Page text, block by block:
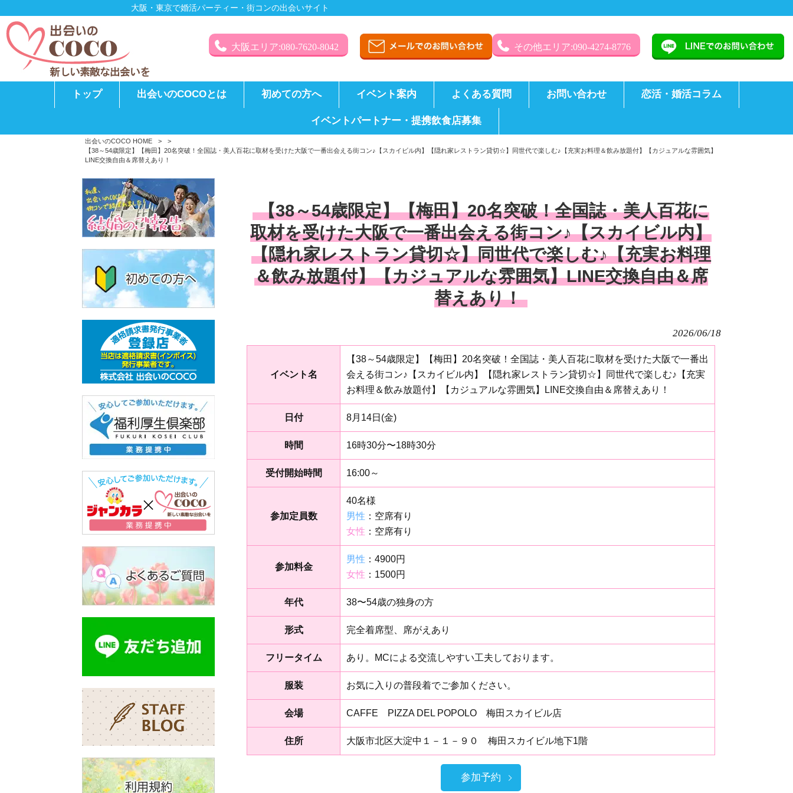
大阪・東京で婚活パーティー・街コンの出会いサイト
大阪エリア:080-7620-8042 その他エリア:090-4274-8776
トップ 出会いのCOCOとは 初めての方へ イベント案内 よくある質問 お問い合わせ 恋活・婚活コラム
イベントパートナー・提携飲食店募集
出会いのCOCO HOME >
>
【38～54歳限定】【梅田】20名突破！全国誌・美人百花に取材を受けた大阪で一番出会える街コン♪【スカイビル内】【隠れ家レストラン貸切☆】同世代で楽しむ♪【充実お料理＆飲み放題付】【カジュアルな雰囲気】
LINE交換自由＆席替えあり！
【38～54歳限定】【梅田】20名突破！全国誌・美人百花に
取材を受けた大阪で一番出会える街コン♪【スカイビル内】
【隠れ家レストラン貸切☆】同世代で楽しむ♪【充実お料理
＆飲み放題付】【カジュアルな雰囲気】LINE交換自由＆席
替えあり！
2026/06/18
イベント名
【38～54歳限定】【梅田】20名突破！全国誌・美人百花に取材を受けた大阪で一番出
会える街コン♪【スカイビル内】【隠れ家レストラン貸切☆】同世代で楽しむ♪【充実
お料理＆飲み放題付】【カジュアルな雰囲気】LINE交換自由＆席替えあり！
日付 8月14日(金)
時間 16時30分〜18時30分
受付開始時間 16:00～
参加定員数
40名様
男性 ：空席有り
女性 ：空席有り
参加料金
男性 ：4900円
女性 ：1500円
年代 38〜54歳の独身の方
形式 完全着席型、席がえあり
フリータイム あり。MCによる交流しやすい工夫しております。
服装 お気に入りの普段着でご参加ください。
会場 CAFFE PIZZA DEL POPOLO 梅田スカイビル店
住所 大阪市北区大淀中１－１－９０ 梅田スカイビル地下1階
参加予約